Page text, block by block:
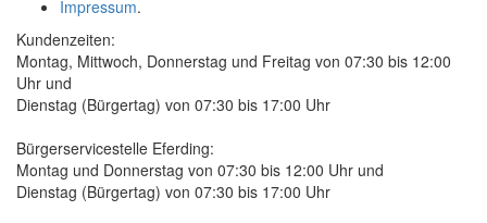
Impressum.
Kundenzeiten:
Montag, Mittwoch, Donnerstag und Freitag von 07:30 bis 12:00
Uhr und
Dienstag (Bürgertag) von 07:30 bis 17:00 Uhr
Bürgerservicestelle Eferding:
Montag und Donnerstag von 07:30 bis 12:00 Uhr und
Dienstag (Bürgertag) von 07:30 bis 17:00 Uhr